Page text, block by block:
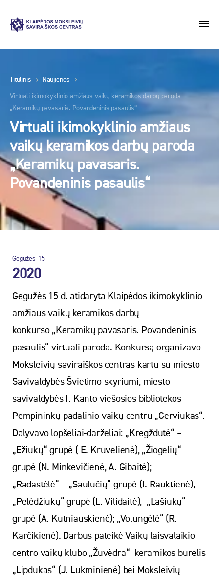
Titulinis Naujienos
Virtuali ikimokyklinio amžiaus vaikų keramikos darbų paroda
„Keramikų pavasaris. Povandeninis pasaulis“
Virtuali ikimokyklinio amžiaus
vaikų keramikos darbų paroda
„Keramikų pavasaris.
Povandeninis pasaulis“
Gegužės 15
2020
Gegužės 15 d. atidaryta Klaipėdos ikimokyklinio
amžiaus vaikų keramikos darbų
konkurso „Keramikų pavasaris. Povandeninis
pasaulis“ virtuali paroda. Konkursą organizavo
Moksleivių saviraiškos centras kartu su miesto
Savivaldybės Švietimo skyriumi, miesto
savivaldybės I. Kanto viešosios bibliotekos
Pempininkų padalinio vaikų centru „Gerviukas“.
Dalyvavo lopšeliai-darželiai: „Kregždutė“ –
„Ežiukų“ grupė ( E. Kruvelienė), „Žiogelių“
grupė (N. Minkevičienė, A. Gibaitė);
„Radastėlė“ – „Saulučių“ grupė (I. Rauktienė),
„Pelėdžiukų“ grupė (L. Vilidaitė), „Lašiukų“
grupė (A. Kutniauskienė); „Volungėlė“ (R.
Karčikienė). Darbus pateikė Vaikų laisvalaikio
centro vaikų klubo „Žuvėdra“ keramikos būrelis
„Lipdukas“ (J. Lukminienė) bei Moksleivių